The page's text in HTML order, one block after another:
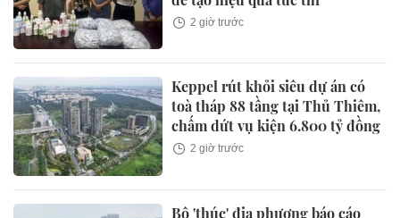
2 giờ trước
Keppel rút khỏi siêu dự án có
toà tháp 88 tầng tại Thủ Thiêm,
chấm dứt vụ kiện 6.800 tỷ đồng
2 giờ trước
Bộ 'thúc' địa phương báo cáo